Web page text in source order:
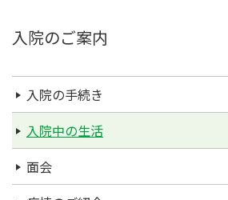
入院のご案内
入院の手続き
入院中の生活
面会